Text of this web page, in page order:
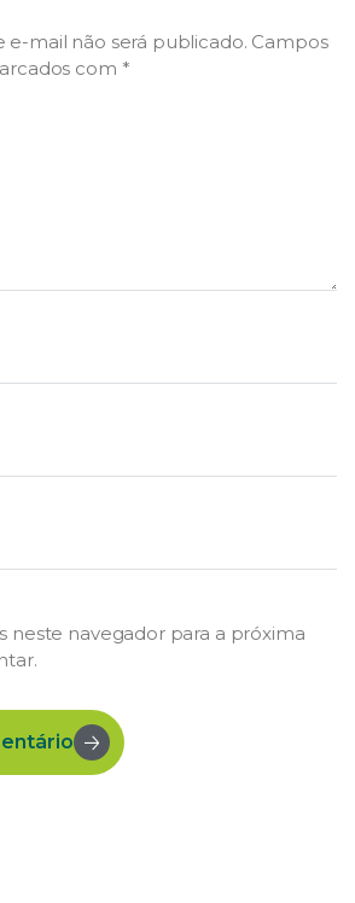
e-mail não será publicado. Campos
com *
neste navegador para a próxima